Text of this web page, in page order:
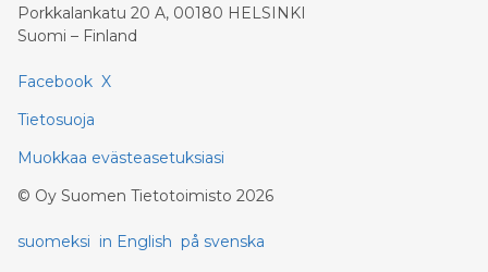
Porkkalankatu 20 A, 00180 HELSINKI
Suomi – Finland
Facebook X
Tietosuoja
Muokkaa evästeasetuksiasi
© Oy Suomen Tietotoimisto 2026
suomeksi in English på svenska